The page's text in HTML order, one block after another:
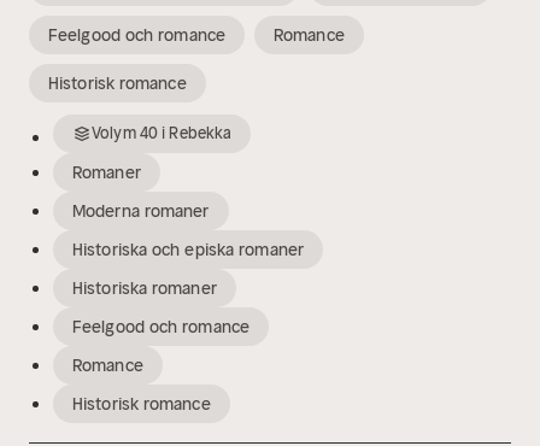
Feelgood och romance Romance
Historisk romance
Volym40 iRebekka
Romaner
Moderna romaner
Historiska och episka romaner
Historiska romaner
Feelgood och romance
Romance
Historisk romance